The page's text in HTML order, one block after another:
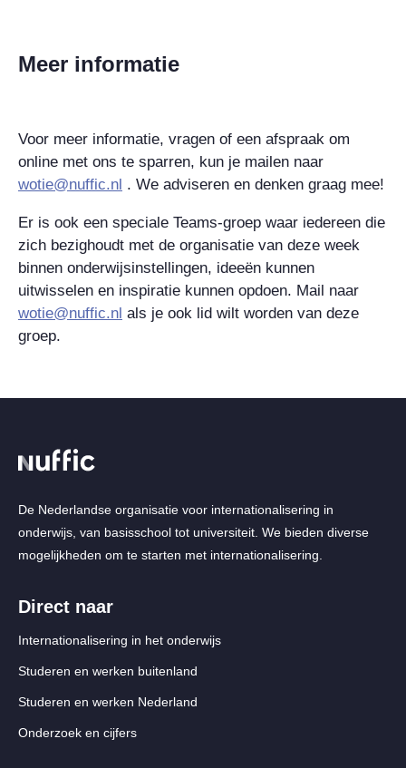
Meer informatie
Voor meer informatie, vragen of een afspraak om
online met ons te sparren, kun je mailen naar
wotie@nuffic.nl . We adviseren en denken graag mee!
Er is ook een speciale Teams-groep waar iedereen die
zich bezighoudt met de organisatie van deze week
binnen onderwijsinstellingen, ideeën kunnen
uitwisselen en inspiratie kunnen opdoen. Mail naar
wotie@nuffic.nl als je ook lid wilt worden van deze
groep.
De Nederlandse organisatie voor internationalisering in
onderwijs, van basisschool tot universiteit. We bieden diverse
mogelijkheden om te starten met internationalisering.
Direct naar
Internationalisering in het onderwijs
Studeren en werken buitenland
Studeren en werken Nederland
Onderzoek en cijfers